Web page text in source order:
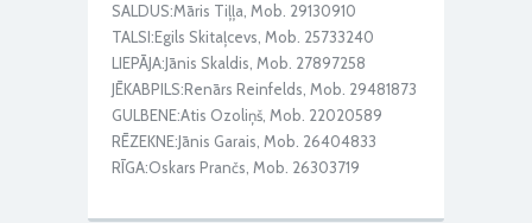
SALDUS:Māris Tiļļa, Mob. 29130910
TALSI:Egils Skitaļcevs, Mob. 25733240
LIEPĀJA:Jānis Skaldis, Mob. 27897258
JĒKABPILS:Renārs Reinfelds, Mob. 29481873
GULBENE:Atis Ozoliņš, Mob. 22020589
RĒZEKNE:Jānis Garais, Mob. 26404833
RĪGA:Oskars Prančs, Mob. 26303719